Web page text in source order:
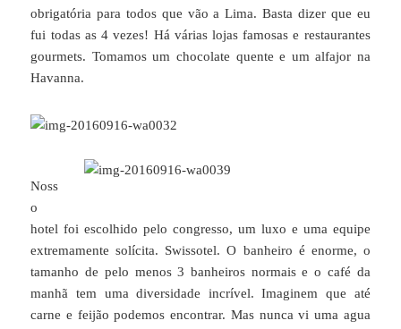
obrigatória para todos que vão a Lima. Basta dizer que eu
fui todas as 4 vezes! Há várias lojas famosas e restaurantes
gourmets. Tomamos um chocolate quente e um alfajor na
Havanna.
Noss
o
hotel foi escolhido pelo congresso, um luxo e uma equipe
extremamente solícita. Swissotel. O banheiro é enorme, o
tamanho de pelo menos 3 banheiros normais e o café da
manhã tem uma diversidade incrível. Imaginem que até
carne e feijão podemos encontrar. Mas nunca vi uma agua